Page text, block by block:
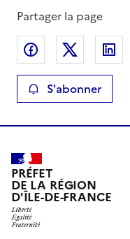
Partager la page
Partager sur
S'abonner
PRÉFET
DE LA RÉGION
D'ÎLE-DE-FRANCE